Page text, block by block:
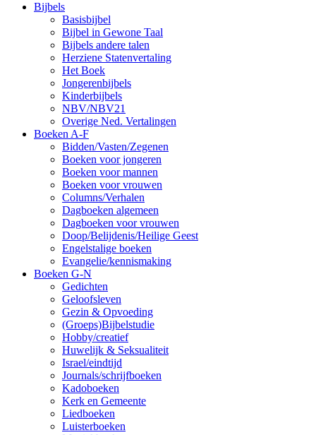
Bijbels
Basisbijbel
Bijbel in Gewone Taal
Bijbels andere talen
Herziene Statenvertaling
Het Boek
Jongerenbijbels
Kinderbijbels
NBV/NBV21
Overige Ned. Vertalingen
Boeken A-F
Bidden/Vasten/Zegenen
Boeken voor jongeren
Boeken voor mannen
Boeken voor vrouwen
Columns/Verhalen
Dagboeken algemeen
Dagboeken voor vrouwen
Doop/Belijdenis/Heilige Geest
Engelstalige boeken
Evangelie/kennismaking
Boeken G-N
Gedichten
Geloofsleven
Gezin & Opvoeding
(Groeps)Bijbelstudie
Hobby/creatief
Huwelijk & Seksualiteit
Israel/eindtijd
Journals/schrijfboeken
Kadoboeken
Kerk en Gemeente
Liedboeken
Luisterboeken